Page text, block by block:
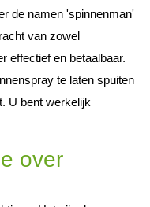
de namen 'spinnenman'
van zowel
effectief en betaalbaar.
te laten spuiten
U bent werkelijk
over